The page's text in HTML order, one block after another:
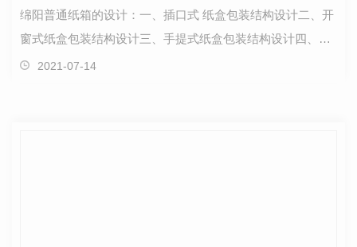
绵阳普通纸箱的设计：一、插口式 纸盒包装结构设计二、开
窗式纸盒包装结构设计三、手提式纸盒包装结构设计四、抽
屉式纸盒包装结构设计五、变形式纸盒包装结构设计…
2021-07-14